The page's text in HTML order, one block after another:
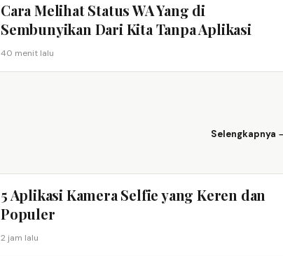
Cara Melihat Status WA Yang di
Sembunyikan Dari Kita Tanpa Aplikasi
40 menit lalu
Selengkapnya
5 Aplikasi Kamera Selfie yang Keren dan
Populer
2 jam lalu